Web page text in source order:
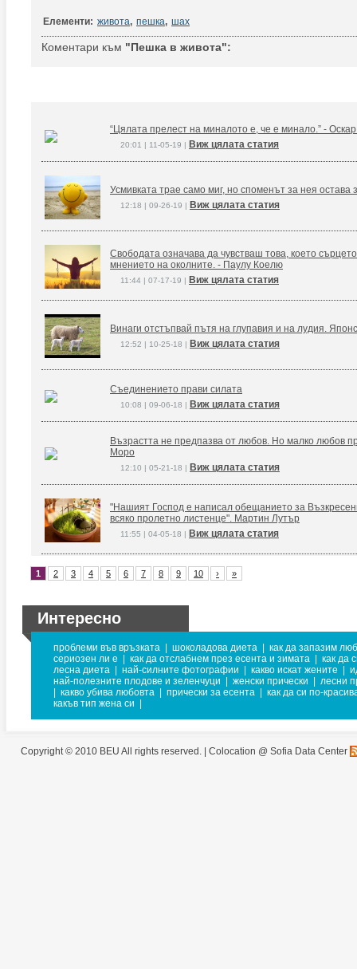
Елементи: живота, пешка, шах
Коментари към "Пешка в живота":
“Цялата прелест на миналото е, че е минало.” -
20:01 | 11-05-19 | Виж цялата статия
Усмивката трае само миг, но споменът за нея остава
12:18 | 09-26-19 | Виж цялата статия
Свободата означава да чувстваш това, което
мнението на околните. - Паулу Коелю
11:44 | 07-17-19 | Виж цялата статия
Винаги отстъпвай пътя на глупавия и на лудия.
12:52 | 10-25-18 | Виж цялата статия
Съединението прави силата
10:08 | 09-06-18 | Виж цялата статия
Възрастта не предпазва от любов. Но малко любов
Моро
12:10 | 05-21-18 | Виж цялата статия
"Нашият Господ е написал обещанието за
всяко пролетно листенце". Мартин Лутър
11:55 | 04-05-18 | Виж цялата статия
1 2 3 4 5 6 7 8 9 10 › »
Интересно
проблеми във връзката шоколадова диета
как да запазим
сериозен ли е
как да отслабнем през есента и зимата
как да
лесна диета
най-силните фотографии какво искат жените
най-полезните плодове и зеленчуци
женски прически
лесни
какво убива любовта прически за есента
как да си по-
какъв тип жена си
Copyright © 2010 BEU All rights reserved. | Colocation @ Sofia Data Center